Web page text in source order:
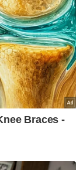
Pakistan
175,000
depan